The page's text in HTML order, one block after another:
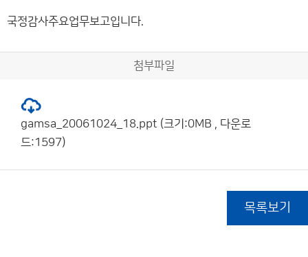
국정감사주요업무보고입니다.
첨부파일
gamsa_20061024_18.ppt (크기:0MB , 다운로
드:1597)
목록보기